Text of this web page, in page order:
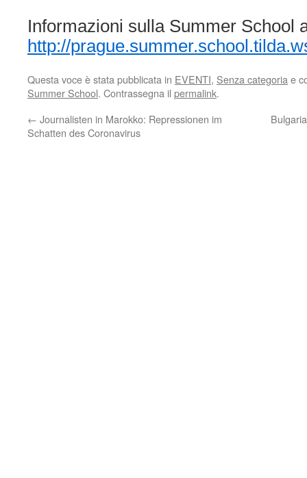
Informazioni sulla Summer School
http://
Questa voce è stata pubblicata in EVENTI, Senza categoria e
Summer School. Contrassegna il permalink.
← Journalisten in Marokko: Repressionen im
Schatten des Coronavirus